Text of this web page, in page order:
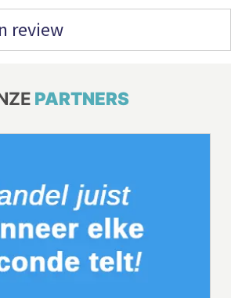
review
PARTNERS